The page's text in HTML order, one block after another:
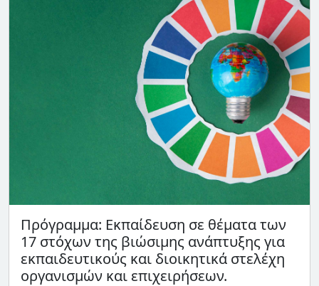
Πρόγραμμα: Εκπαίδευση σε θέματα των
17 στόχων της βιώσιμης ανάπτυξης για
εκπαιδευτικούς και διοικητικά στελέχη
οργανισμών και επιχειρήσεων.